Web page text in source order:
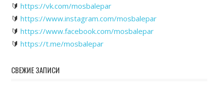
🔰 https://vk.com/mosbalepar
🔰 https://www.instagram.com/mosbalepar
🔰 https://www.facebook.com/mosbalepar
🔰 https://t.me/mosbalepar
СВЕЖИЕ ЗАПИСИ